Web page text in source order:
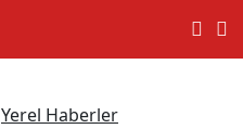
Yerel Haberler